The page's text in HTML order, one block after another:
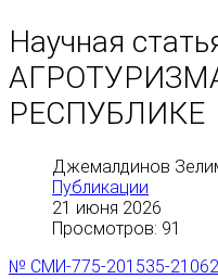
Научная
РЕСПУБЛИКЕ
Джемалдинов
Публикации
21 июня 2026
Просмотров: 91
№ СМИ-775-201535-